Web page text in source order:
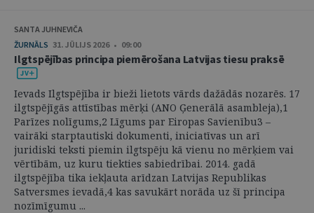
SANTA JUHNEVIČA
ŽURNĀLS 31. JŪLIJS 2026 • 09:00
Ilgtspējības principa piemērošana Latvijas tiesu praksē
Ievads Ilgtspējība ir bieži lietots vārds dažādās nozarēs. 17
ilgtspējīgās attīstības mērķi (ANO Ģenerālā asambleja),1
Parīzes nolīgums,2 Līgums par Eiropas Savienību3 –
vairāki starptautiski dokumenti, iniciatīvas un arī
juridiski teksti piemin ilgtspēju kā vienu no mērķiem vai
vērtībām, uz kuru tiekties sabiedrībai. 2014. gadā
ilgtspējība tika iekļauta arīdzan Latvijas Republikas
Satversmes ievadā,4 kas savukārt norāda uz šī principa
nozīmīgumu ...